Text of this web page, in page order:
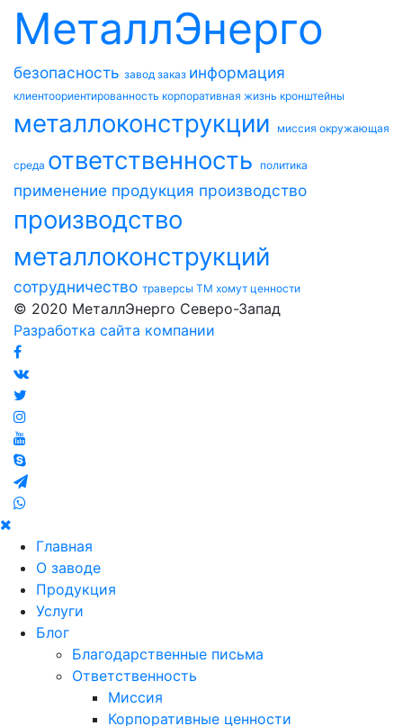
МеталлЭнерго
безопасность завод заказ информация
клиентоориентированность корпоративная жизнь кронштейны
металлоконструкции миссия окружающая
среда ответственность политика
применение продукция производство
производство
металлоконструкций
сотрудничество траверсы ТМ хомут ценности
© 2020 МеталлЭнерго Северо-Запад
Разработка сайта компании
Главная
О заводе
Продукция
Услуги
Блог
Благодарственные письма
Ответственность
Миссия
Корпоративные ценности